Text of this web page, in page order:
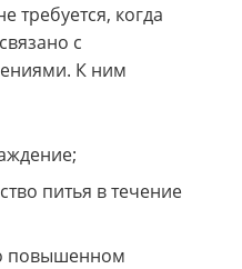
требуется, когда
с
К ним
питья в течение
повышенном